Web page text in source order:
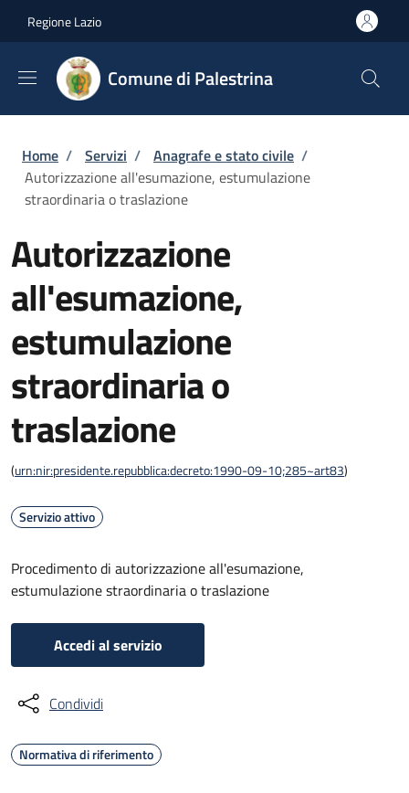
Regione Lazio
Comune di Palestrina
Briciole di pane
Home / Servizi / Anagrafe e stato civile /
Autorizzazione all'esumazione, estumulazione
straordinaria o traslazione
Autorizzazione
all'esumazione,
estumulazione
straordinaria o
traslazione
(urn:nir:presidente.repubblica:decreto:1990-09-10;285~art83)
Servizio attivo
Procedimento di autorizzazione all'esumazione,
estumulazione straordinaria o traslazione
Accedi al servizio
Condividi
Normativa di riferimento